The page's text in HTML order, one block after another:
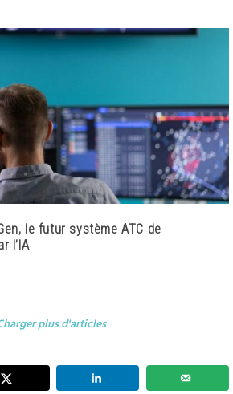
le futur système ATC de
l’IA
plus d'articles